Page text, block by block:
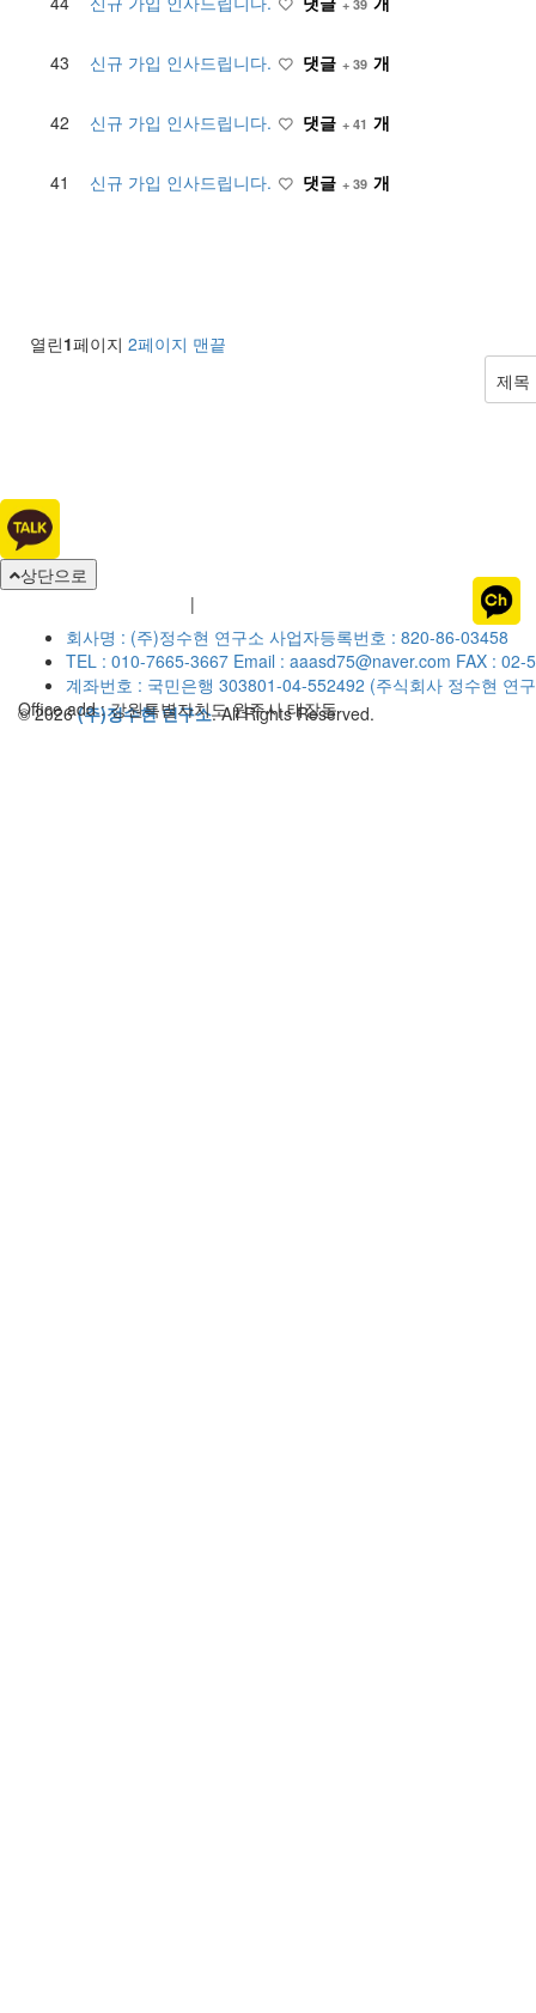
+ 39
43 신규 가입 인사드립니다. 댓글 + 39 개
42 신규 가입 인사드립니다. 댓글 + 41 개
41 신규 가입 인사드립니다. 댓글 + 39 개
열린1페이지 2페이지 맨끝
상단으로
|
회사명 : (주)정수현 연구소 사업자등록번호 : 820-86-03458
TEL : 010-7665-3667 Email : aaasd75@naver.com FAX : 02-
계좌번호 : 국민은행 303801-04-552492 (주식회사 정수현 연
Office add : 강원특별자치도 원주시 태장동
© 2026(주)정수현 연구소. All Rights Reserved.